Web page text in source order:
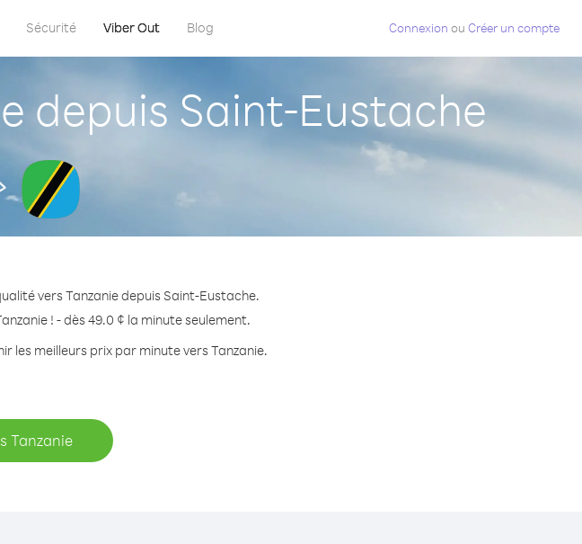
Sécurité Viber Out Blog Connexion ou Créer un compte
depuis Saint-Eustache
vers Tanzanie depuis Saint-Eustache.
! - dès 49.0 ¢ la minute seulement.
les meilleurs prix par minute vers Tanzanie.
Tanzanie